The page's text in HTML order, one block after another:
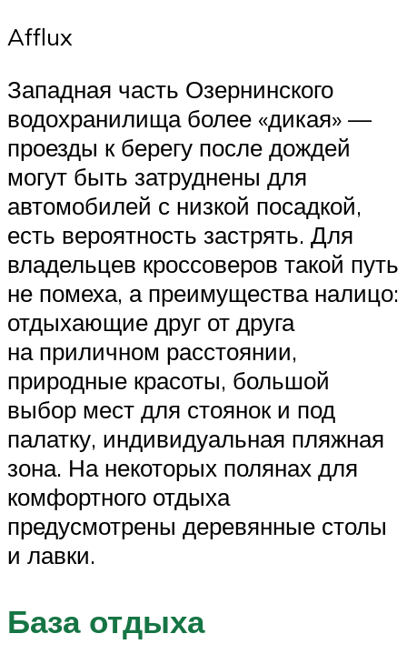
Afflux
Западная часть Озернинского
водохранилища более «дикая» —
проезды к берегу после дождей
могут быть затруднены для
автомобилей с низкой посадкой,
есть вероятность застрять. Для
владельцев кроссоверов такой путь
не помеха, а преимущества налицо:
отдыхающие друг от друга
на приличном расстоянии,
природные красоты, большой
выбор мест для стоянок и под
палатку, индивидуальная пляжная
зона. На некоторых полянах для
комфортного отдыха
предусмотрены деревянные столы
и лавки.
База отдыха